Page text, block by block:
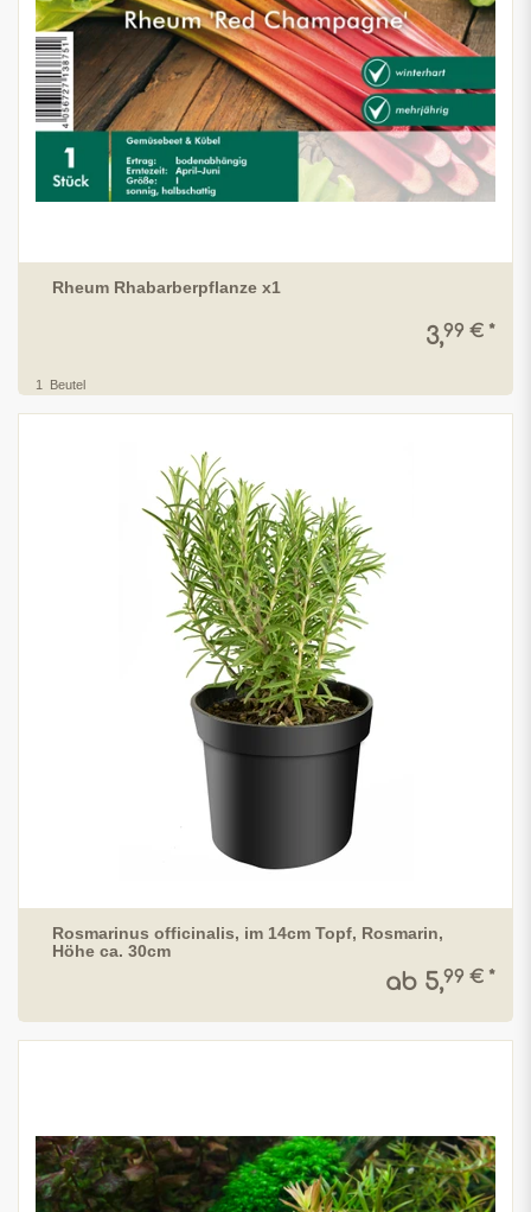
Rheum Rhabarberpflanze x1
3,99 € *
1 Beutel
Rosmarinus officinalis, im 14cm Topf, Rosmarin,
Höhe ca. 30cm
ab 5,99 € *